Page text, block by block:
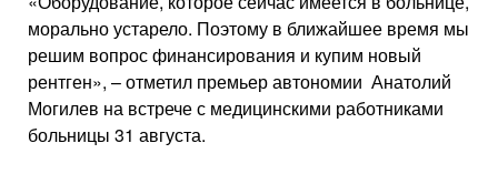
морально устарело. Поэтому в ближайшее время мы
решим вопрос финансирования и купим новый
рентген», – отметил премьер автономии Анатолий
Могилев на встрече с медицинскими работниками
больницы 31 августа.